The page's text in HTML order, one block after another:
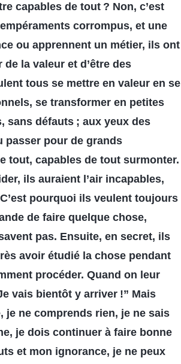
capables de tout ? Non, c’est
corrompus, et une
ou apprennent un métier, ils ont
de la valeur et d’être des
tous se mettre en valeur en se
se transformer en petites
sans défauts ; aux yeux des
passer pour de grands
tout, capables de tout surmonter.
ils auraient l’air incapables,
pourquoi ils veulent toujours
de faire quelque chose,
pas. Ensuite, en secret, ils
avoir étudié la chose pendant
procéder. Quand on leur
vais bientôt y arriver !” Mais
je ne comprends rien, je ne sais
je dois continuer à faire bonne
et mon ignorance, je ne peux